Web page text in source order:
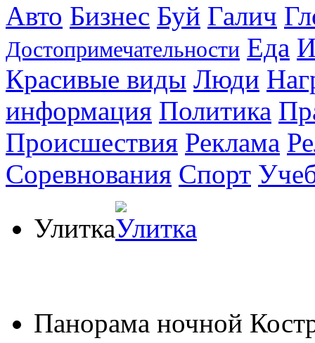
Авто Бизнес Буй Галич
Достопримечательности Еда
Красивые виды Люди
информация Политика
Происшествия Реклама
Соревнования Спорт
Улитка
Панорама ночной